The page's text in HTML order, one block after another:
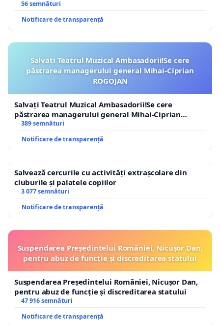
56 semnături
Notificare de transparență
Salvați Teatrul Muzical Ambasadorii!Se cere
păstrarea managerului general Mihai-Ciprian
ROGOJAN
Salvați Teatrul Muzical Ambasadorii!Se cere
păstrarea managerului general Mihai-Ciprian
ROGOJAN
389 semnături
Notificare de transparență
Salvează cercurile cu activități extrașcolare din
cluburile și palatele copiilor
3 077 semnături
Notificare de transparență
Suspendarea Președintelui României, Nicușor Dan,
pentru abuz de funcție și discreditarea statului
Suspendarea Președintelui României, Nicușor Dan,
pentru abuz de funcție și discreditarea statului
47 916 semnături
Notificare de transparență